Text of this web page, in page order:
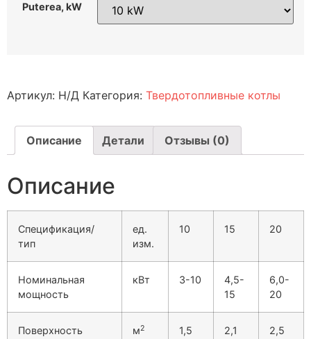
Puterea, kW
Артикул: Н/Д Категория: Твердотопливные котлы
Описание Детали Отзывы (0)
Описание
Спецификация/
тип
ед.
изм.
10 15 20
Номинальная
мощность
кВт 3-10
4,5-
15
6,0-
20
Поверхность
м2 1,5 2,1 2,5